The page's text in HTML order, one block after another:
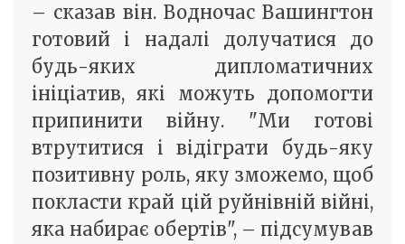
– сказав він. Водночас Вашингтон
готовий і надалі долучатися до
будь-яких дипломатичних
ініціатив, які можуть допомогти
припинити війну. "Ми готові
втрутитися і відіграти будь-яку
позитивну роль, яку зможемо, щоб
покласти край цій руйнівній війні,
яка набирає обертів", – підсумував